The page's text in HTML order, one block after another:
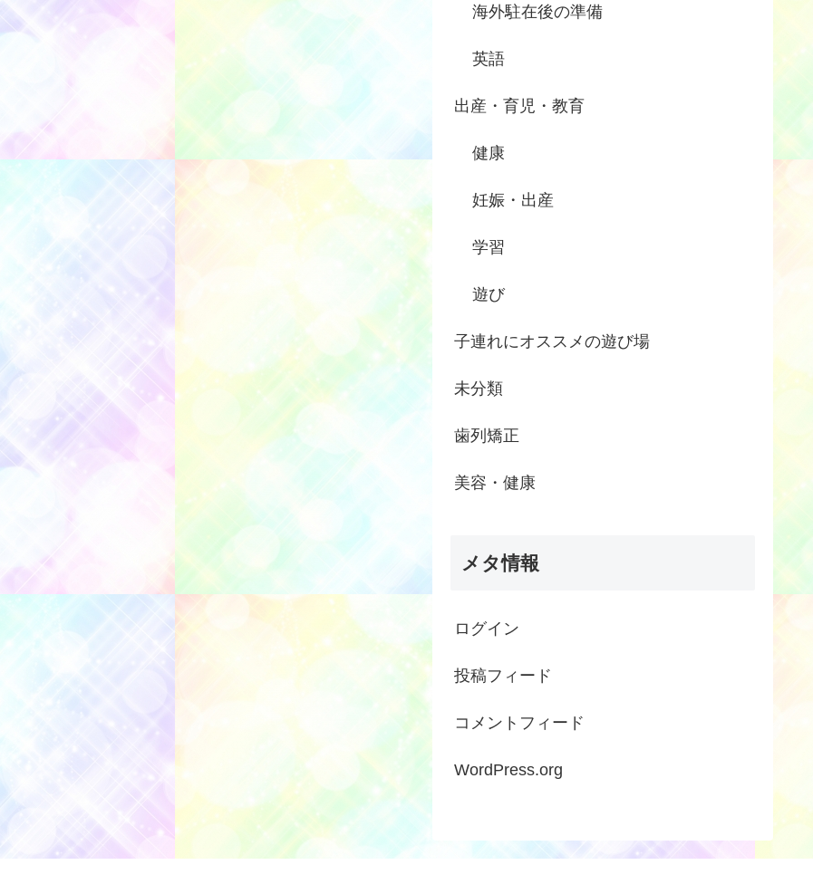
海外駐在後の準備
英語
出産・育児・教育
健康
妊娠・出産
学習
遊び
子連れにオススメの遊び場
未分類
歯列矯正
美容・健康
メタ情報
ログイン
投稿フィード
コメントフィード
WordPress.org